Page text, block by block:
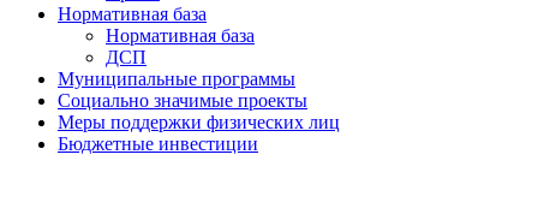
Нормативная база
Нормативная база
ДСП
Муниципальные программы
Социально значимые проекты
Меры поддержки физических лиц
Бюджетные инвестиции